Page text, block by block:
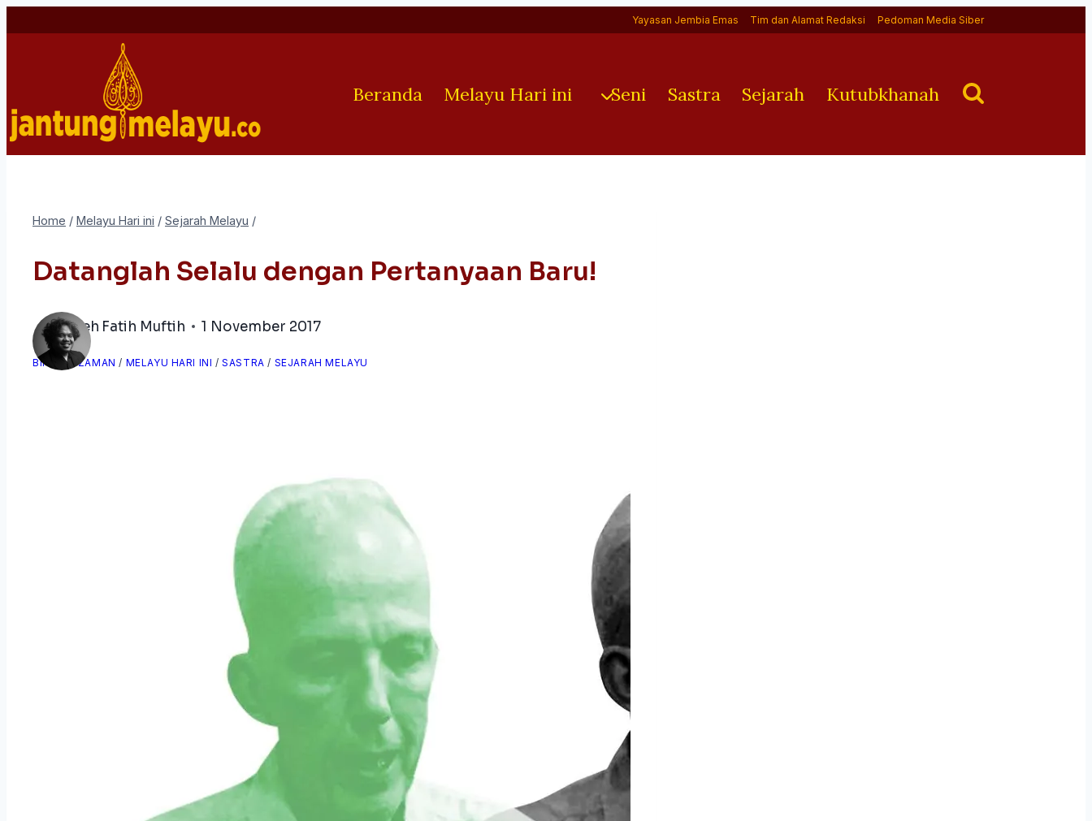
to
Yayasan Jembia Emas Tim dan Alamat Redaksi Pedoman Media Siber
Beranda Melayu Hari ini Seni Sastra Sejarah Kutubkhanah
Home / Melayu Hari ini / Sejarah Melayu /
Datanglah Selalu dengan Pertanyaan Baru!
oleh Fatih Muftih 1 November 2017
BINGKAI ZAMAN / MELAYU HARI INI /SASTRA / SEJARAH MELAYU